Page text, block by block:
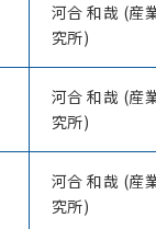
河合 和哉 (産
究所)
河合 和哉 (産
究所)
河合 和哉 (産
究所)